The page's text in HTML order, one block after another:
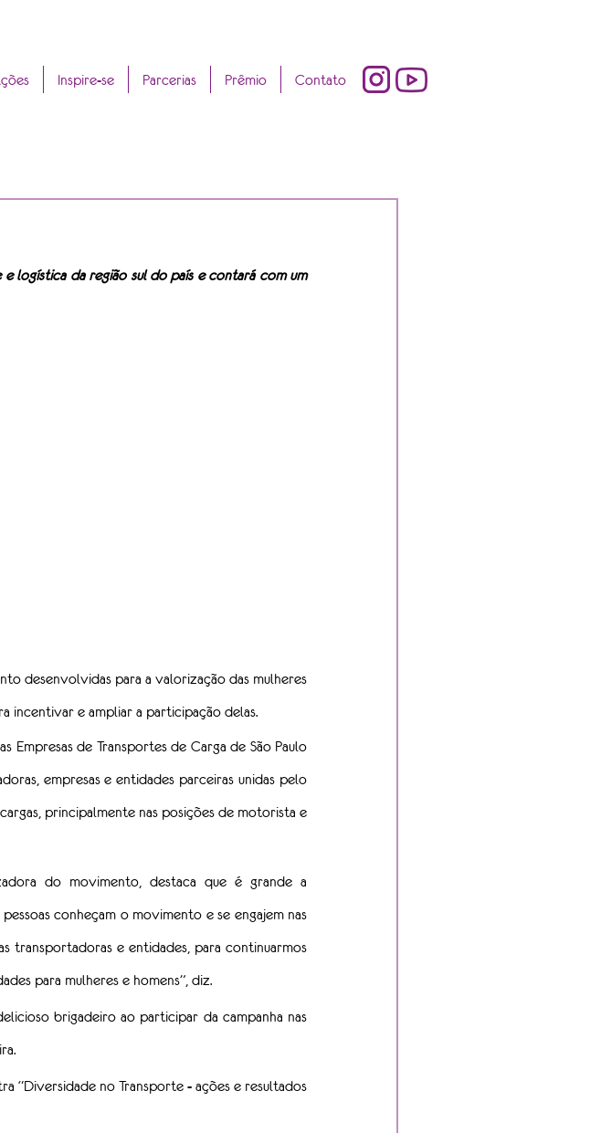
Inspire-se Parcerias Prêmio Contato
logística da região sul do país e contará com um
desenvolvidas para a valorização das mulheres
incentivar e ampliar a participação delas.
Empresas de Transportes de Carga de São Paulo
empresas e entidades parceiras unidas pelo
principalmente nas posições de motorista e
do movimento, destaca que é grande a
conheçam o movimento e se engajem nas
transportadoras e entidades, para continuarmos
para mulheres e homens”, diz.
brigadeiro ao participar da campanha nas
“Diversidade no Transporte - ações e resultados